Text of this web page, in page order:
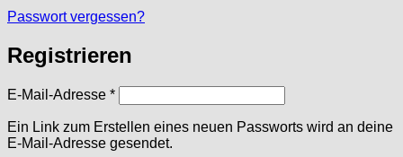
Passwort vergessen?
Registrieren
E-Mail-Adresse *Erforderlich
Ein Link zum Erstellen eines neuen Passworts wird an deine
E-Mail-Adresse gesendet.